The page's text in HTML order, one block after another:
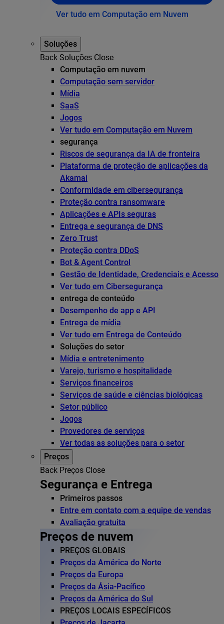
Ver tudo em Computação em Nuvem
Soluções
Back Soluções Close
Computação em nuvem
Computação sem servidor
Mídia
SaaS
Jogos
Ver tudo em Computação em Nuvem
segurança
Riscos de segurança da IA de fronteira
Plataforma de proteção de aplicações da
Akamai
Conformidade em cibersegurança
Proteção contra ransomware
Aplicações e APIs seguras
Entrega e segurança de DNS
Zero Trust
Proteção contra DDoS
Bot & Agent Control
Gestão de Identidade, Credenciais e Acesso
Ver tudo em Cibersegurança
entrega de conteúdo
Desempenho de app e API
Entrega de mídia
Ver tudo em Entrega de Conteúdo
Soluções do setor
Mídia e entretenimento
Varejo, turismo e hospitalidade
Serviços financeiros
Serviços de saúde e ciências biológicas
Setor público
Jogos
Provedores de serviços
Ver todas as soluções para o setor
Preços
Back Preços Close
Segurança e Entrega
Primeiros passos
Entre em contato com a equipe de vendas
Avaliação gratuita
Preços de nuvem
PREÇOS GLOBAIS
Preços da América do Norte
Preços da Europa
Preços da Ásia-Pacífico
Preços da América do Sul
PREÇOS LOCAIS ESPECÍFICOS